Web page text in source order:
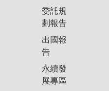
委託規
劃報告
出國報
告
永續發
展專區